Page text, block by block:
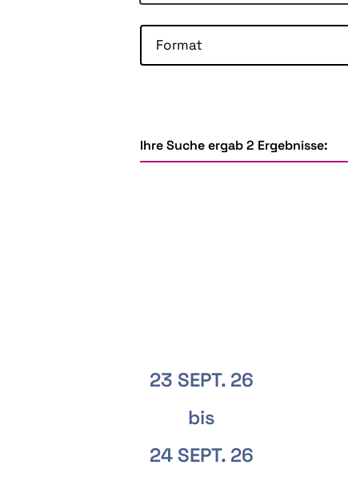
Format
Ihre Suche ergab 2 Ergebnisse:
23 SEPT. 26
bis
24 SEPT. 26